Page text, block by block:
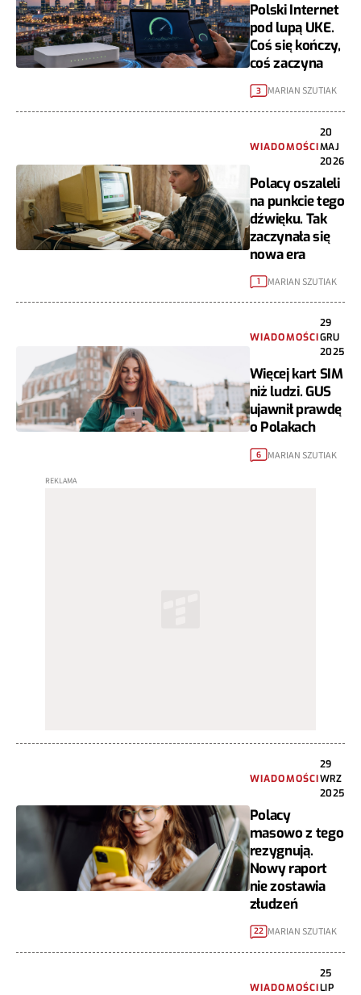
Polski Internet
pod lupą UKE.
Coś się kończy,
coś zaczyna
3 MARIAN SZUTIAK
WIADOMOŚCI
20
MAJ
2026
Polacy oszaleli
na punkcie tego
dźwięku. Tak
zaczynała się
nowa era
1 MARIAN SZUTIAK
WIADOMOŚCI
29
GRU
2025
Więcej kart SIM
niż ludzi. GUS
ujawnił prawdę
o Polakach
6 MARIAN SZUTIAK
WIADOMOŚCI
29
WRZ
2025
Polacy
masowo z tego
rezygnują.
Nowy raport
nie zostawia
złudzeń
22 MARIAN SZUTIAK
WIADOMOŚCI
25
LIP